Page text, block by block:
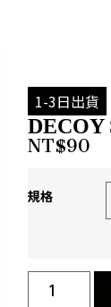
1-3日出貨
DECOY
NT$90
規格